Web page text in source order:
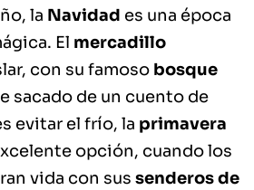
la Navidad es una época
El mercadillo
con su famoso bosque
sacado de un cuento de
evitar el frío, la primavera
opción, cuando los
vida con sus senderos de